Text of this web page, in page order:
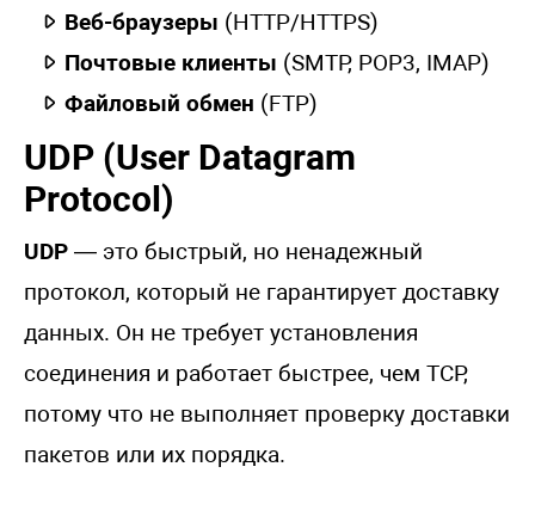
Веб-браузеры (HTTP/HTTPS)
Почтовые клиенты (SMTP, POP3, IMAP)
Файловый обмен (FTP)
UDP (User Datagram
Protocol)
UDP — это быстрый, но ненадежный
протокол, который не гарантирует доставку
данных. Он не требует установления
соединения и работает быстрее, чем TCP,
потому что не выполняет проверку доставки
пакетов или их порядка.